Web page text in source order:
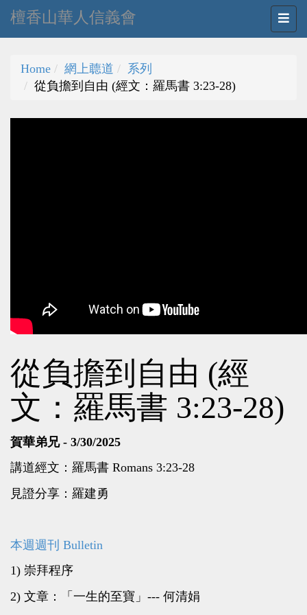
檀香山華人信義會
Home 網上聼道
系列
從負擔到自由 (經文：羅馬書 3:23-28)
從負擔到自由 (經
文：羅馬書 3:23-28)
賀華弟兄 - 3/30/2025
講道經文：羅馬書 Romans 3:23-28
見證分享：羅建勇
本週週刊 Bulletin
1) 崇拜程序
2) 文章：「一生的至寶」--- 何清娟